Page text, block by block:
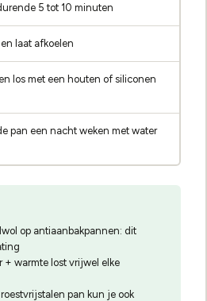
5 tot 10 minuten
laat afkoelen
los met een houten of siliconen
pan een nacht weken met water
op antiaanbakpannen: dit
+ warmte lost vrijwel elke
pan kun je ook